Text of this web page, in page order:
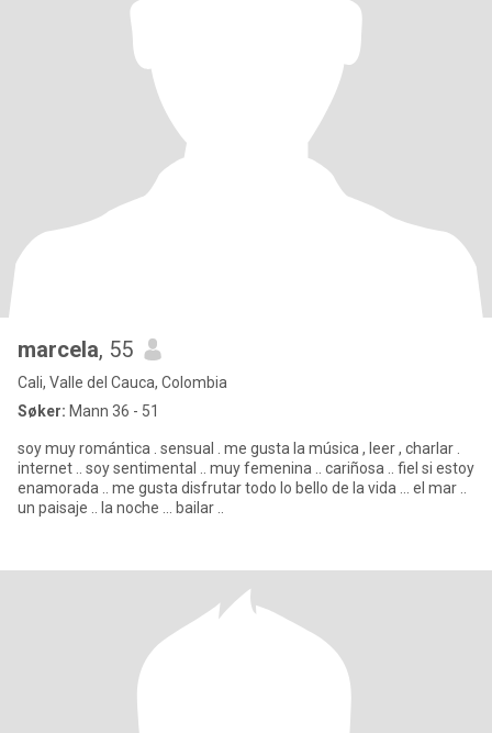
marcela, 55
Cali, Valle del Cauca, Colombia
Søker: Mann 36 - 51
soy muy romántica . sensual . me gusta la música , leer , charlar .
internet .. soy sentimental .. muy femenina .. cariñosa .. fiel si estoy
enamorada .. me gusta disfrutar todo lo bello de la vida ... el mar ..
un paisaje .. la noche ... bailar ..